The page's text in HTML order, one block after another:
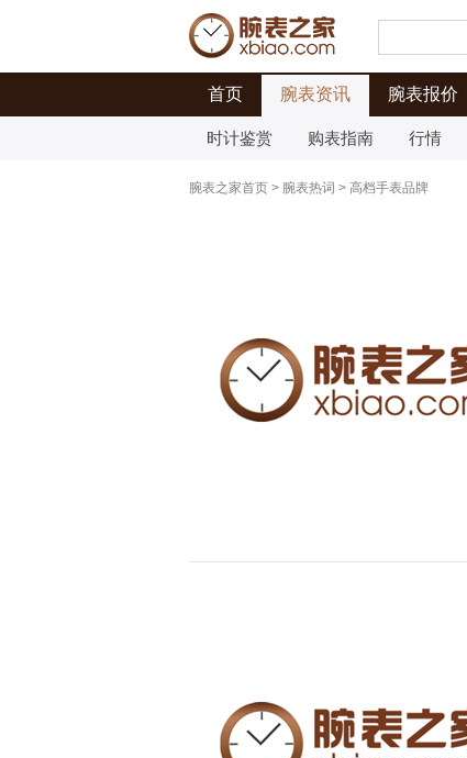
首页 腕表资讯 腕表报价
时计鉴赏 购表指南 行情
腕表之家首页 > 腕表热词 > 高档手表品牌